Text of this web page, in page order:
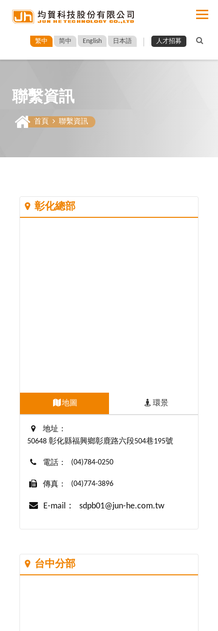
繁中 简中 English 日本語 人才招募
聯繫資訊
首頁 聯繫資訊
彰化總部
地圖 環景
地址：
50648 彰化縣福興鄉彰鹿路六段504巷195號
電話： (04)784-0250
傳真： (04)774-3896
E-mail： sdpb01@jun-he.com.tw
台中分部